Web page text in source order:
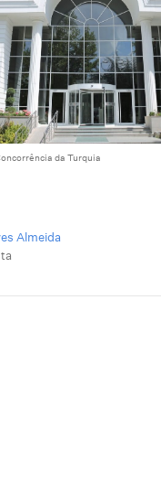
da Turquia
Almeida